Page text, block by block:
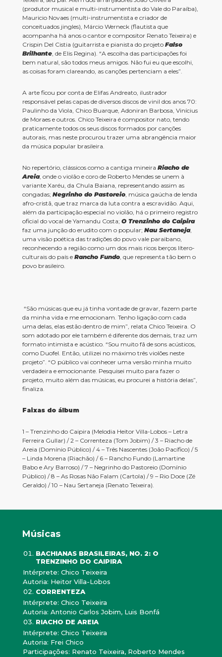
(produtor musical e multi-instrumentista do Vale do Paraíba),
Mauricio Novaes (multi-instrumentista e criador de
conceituados jingles), Márcio Werneck (flautista que
acompanha há anos o cantor e compositor Renato Teixeira) e
Crispin Del Cistia (guitarrista e pianista do projeto Falso
Brilhante, de Elis Regina). “A escolha das participações foi
bem natural, são todos meus amigos. Não fui eu que escolhi,
as coisas foram clareando, as canções pertenciam a eles”.
A arte ficou por conta de Elifas Andreato, ilustrador
responsável pelas capas de diversos discos de vinil dos anos 70:
Paulinho da Viola, Chico Buarque, Adoniran Barbosa, Vinícius
de Moraes e outros. Chico Teixeira é compositor nato, tendo
praticamente todos os seus discos formados por canções
autorais, mas neste procurou trazer uma abrangência maior
da música popular brasileira.
No repertório, clássicos como a cantiga mineira Riacho de
Areia, onde o violão e coro de Roberto Mendes se unem à
variante Xaréu, da Chula Baiana, representando assim as
congadas; Negrinho do Pastoreio, música gaúcha de lenda
afro-cristã, que traz marca da luta contra a escravidão. Aqui,
além da participação especial no violão, há o primeiro registro
oficial do vocal de Yamandu Costa; O Trenzinho do Caipira
faz uma junção do erudito com o popular; Nau Sertaneja,
uma visão poética das tradições do povo vale paraibano,
reconhecendo a região como um dos mais ricos berços lítero-
culturais do país e Rancho Fundo, que representa tão bem o
povo brasileiro.
“São músicas que eu já tinha vontade de gravar, fazem parte
da minha vida e me emocionam. Tenho ligação com cada
uma delas, elas estão dentro de mim”, relata Chico Teixeira. O
som adotado por ele também é diferente dos demais, traz um
formato intimista e acústico. “Sou muito fã de sons acústicos,
como Duofel. Então, utilizei no máximo três violões neste
projeto”. “O público vai conhecer uma versão minha muito
verdadeira e emocionante. Pesquisei muito para fazer o
projeto, muito além das músicas, eu procurei a história delas”,
finaliza.
Faixas do álbum
1 – Trenzinho do Caipira (Melodia Heitor Villa-Lobos – Letra
Ferreira Gullar) / 2 – Correnteza (Tom Jobim) / 3 – Riacho de
Areia (Domínio Público) / 4 – Três Nascentes (João Pacífico) / 5
– Linda Morena (Riachão) / 6 – Rancho Fundo (Lamartine
Babo e Ary Barroso) / 7 – Negrinho do Pastoreio (Domínio
Público) / 8 – As Rosas Não Falam (Cartola) / 9 – Rio Doce (Zé
Geraldo) / 10 – Nau Sertaneja (Renato Teixeira).
Músicas
BACHIANAS BRASILEIRAS, NO. 2: O
TRENZINHO DO CAIPIRA
Intérprete: Chico Teixeira
Autoria: Heitor Villa-Lobos
CORRENTEZA
Intérprete: Chico Teixeira
Autoria: Antonio Carlos Jobim, Luis Bonfá
RIACHO DE AREIA
Intérprete: Chico Teixeira
Autoria: Frei Chico
Participações: Renato Teixeira, Roberto Mendes